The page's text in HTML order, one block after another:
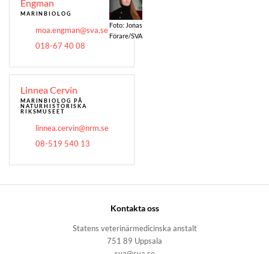
Engman
MARINBIOLOG
moa.engman@sva.se
018-67 40 08
Foto: Jonas
Förare/SVA
Linnea Cervin
MARINBIOLOGPÅ
NATURHISTORISKA
RIKSMUSEET
linnea.cervin@nrm.se
08-519 540 13
Kontakta oss
Statens veterinärmedicinska anstalt
751 89 Uppsala